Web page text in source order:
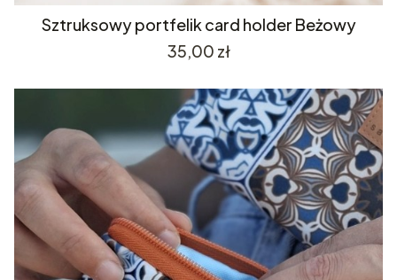
Sztruksowy portfelik card holder Beżowy
Cena
35,00 zł